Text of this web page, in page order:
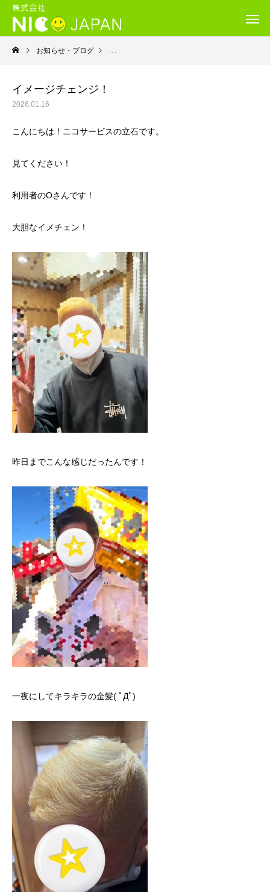
お知らせ・ブログ 就労継続支援B型・ニコサービス
イメージチェンジ！
2026.01.16
こんにちは！ニコサービスの立石です。
見てください！
利用者のOさんです！
大胆なイメチェン！
昨日までこんな感じだったんです！
一夜にしてキラキラの金髪( ﾟДﾟ)